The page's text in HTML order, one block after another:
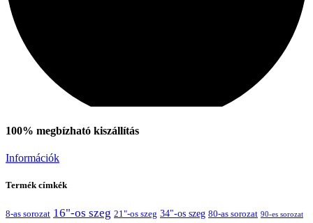
100% megbízható kiszállítás
Információk
Termék címkék
8-as sorozat 16"-os szeg 21"-os szeg 34"-os szeg 80-as sorozat 90-es sorozat